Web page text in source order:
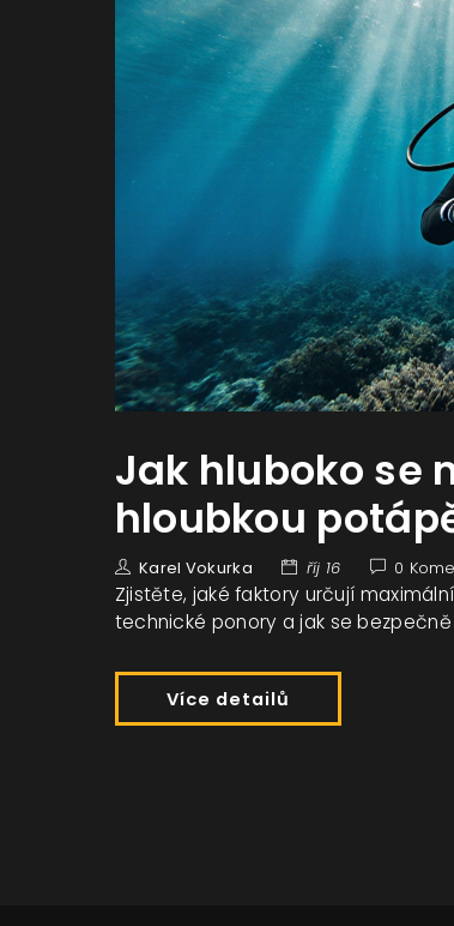
Jak hluboko se
hloubkou
Karel Vokurka říj 16 0
Zjistěte, jaké faktory určují
technické ponory a jak se
Více detailů